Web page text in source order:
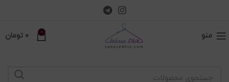
منو 0
0 تومان